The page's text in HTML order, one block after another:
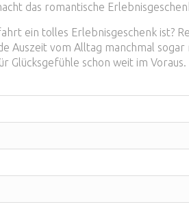
das romantische
ein tolles Erlebnisgeschenk ist?
Auszeit vom Alltag manchmal
Glücksgefühle schon weit im